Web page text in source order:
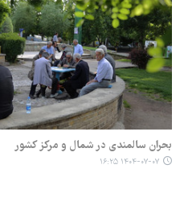
بحران سالمندی در شمال و مرکز کشور
۱۴۰۴-۰۷-۰۷ ۱۶:۲۵